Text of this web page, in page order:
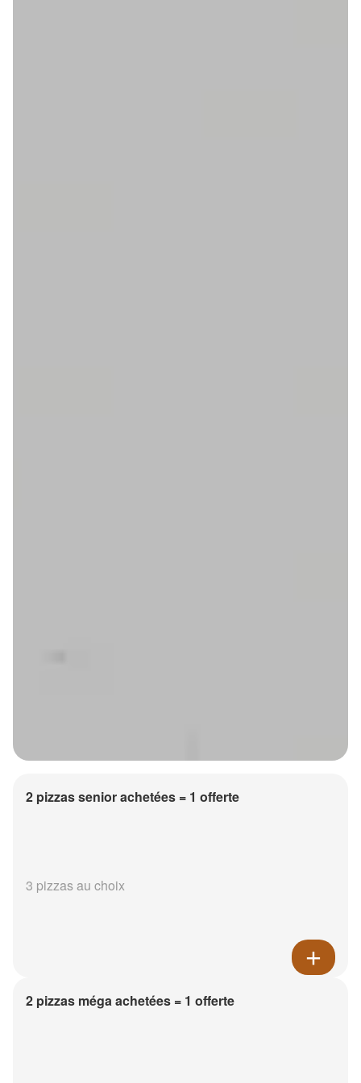
2 pizzas senior achetées = 1 offerte
3 pizzas au choix
2 pizzas méga achetées = 1 offerte